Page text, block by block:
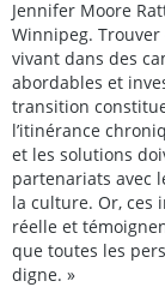
Jennifer Moore
Winnipeg.
vivant dans des
abordables et
transition
l’itinérance
et les solutions
partenariats avec
la culture. Or, ces
réelle et
que toutes les
digne. »